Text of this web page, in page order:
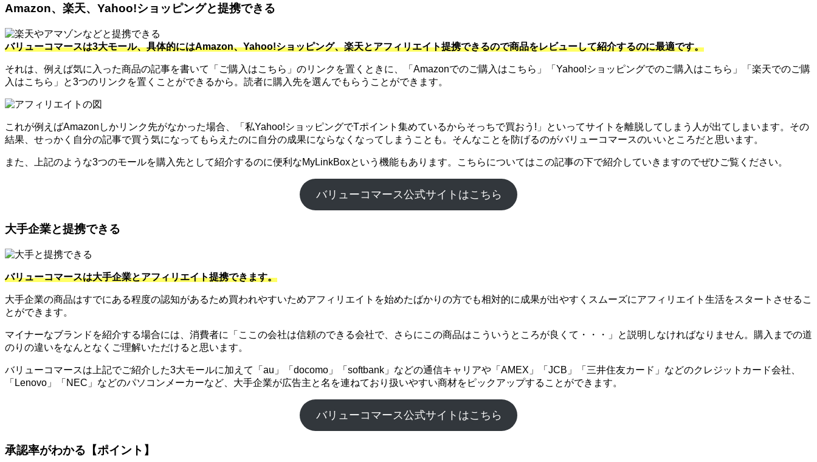
Amazon、楽天、Yahoo!ショッピングと提携できる
バリューコマースは3大モール、具体的にはAmazon、Yahoo!ショッピング、楽天とアフィリエイト提携できるので商品をレビューして紹介するのに最適です。
それは、例えば気に入った商品の記事を書いて「ご購入はこちら」のリンクを置くときに、「Amazonでのご購入はこちら」「Yahoo!ショッピングでのご購入はこちら」「楽天でのご購
入はこちら」と3つのリンクを置くことができるから。読者に購入先を選んでもらうことができます。
これが例えばAmazonしかリンク先がなかった場合、「私Yahoo!ショッピングでTポイント集めているからそっちで買おう!」といってサイトを離脱してしまう人が出てしまいます。その
結果、せっかく自分の記事で買う気になってもらえたのに自分の成果にならなくなってしまうことも。そんなことを防げるのがバリューコマースのいいところだと思います。
また、上記のような3つのモールを購入先として紹介するのに便利なMyLinkBoxという機能もあります。こちらについてはこの記事の下で紹介していきますのでぜひご覧ください。
バリューコマース公式サイトはこちら
大手企業と提携できる
バリューコマースは大手企業とアフィリエイト提携できます。
大手企業の商品はすでにある程度の認知があるため買われやすいためアフィリエイトを始めたばかりの方でも相対的に成果が出やすくスムーズにアフィリエイト生活をスタートさせるこ
とができます。
マイナーなブランドを紹介する場合には、消費者に「ここの会社は信頼のできる会社で、さらにこの商品はこういうところが良くて・・・」と説明しなければなりません。購入までの道
のりの違いをなんとなくご理解いただけると思います。
バリューコマースは上記でご紹介した3大モールに加えて「au」「docomo」「softbank」などの通信キャリアや「AMEX」「JCB」「三井住友カード」などのクレジットカード会社、
「Lenovo」「NEC」などのパソコンメーカーなど、大手企業が広告主と名を連ねており扱いやすい商材をピックアップすることができます。
バリューコマース公式サイトはこちら
承認率がわかる【ポイント】